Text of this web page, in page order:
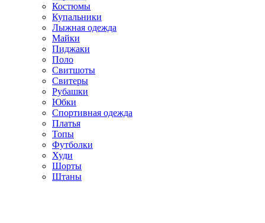
Костюмы
Купальники
Лыжная одежда
Майки
Пиджаки
Поло
Свитшоты
Свитеры
Рубашки
Юбки
Спортивная одежда
Платья
Топы
Футболки
Худи
Шорты
Штаны